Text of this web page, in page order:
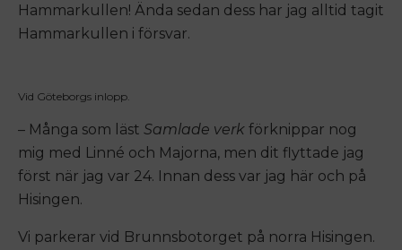
Hammarkullen! Ända sedan dess har jag alltid tagit
Hammarkullen i försvar.
Vid Göteborgs inlopp.
– Många som läst Samlade verk förknippar nog
mig med Linné och Majorna, men dit flyttade jag
först när jag var 24. Innan dess var jag här och på
Hisingen.
Vi parkerar vid Brunnsbotorget på norra Hisingen.